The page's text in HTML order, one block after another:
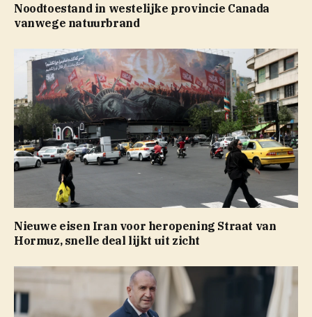
Noodtoestand in westelijke provincie Canada
vanwege natuurbrand
Nieuwe eisen Iran voor heropening Straat van
Hormuz, snelle deal lijkt uit zicht